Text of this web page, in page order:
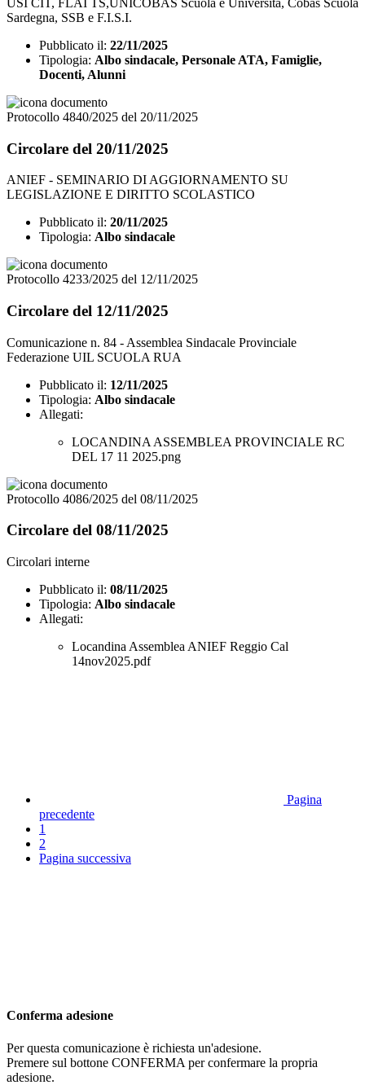
Sardegna, SSB e F.I.S.I.
Pubblicato il: 22/11/2025
Tipologia: Albo sindacale, Personale ATA, Famiglie,
Docenti, Alunni
Protocollo 4840/2025 del 20/11/2025
Circolare del 20/11/2025
ANIEF - SEMINARIO DI AGGIORNAMENTO SU
LEGISLAZIONE E DIRITTO SCOLASTICO
Pubblicato il: 20/11/2025
Tipologia: Albo sindacale
Protocollo 4233/2025 del 12/11/2025
Circolare del 12/11/2025
Comunicazione n. 84 - Assemblea Sindacale Provinciale
Federazione UIL SCUOLA RUA
Pubblicato il: 12/11/2025
Tipologia: Albo sindacale
Allegati:
LOCANDINA ASSEMBLEA PROVINCIALE RC
DEL 17 11 2025.png
Protocollo 4086/2025 del 08/11/2025
Circolare del 08/11/2025
Circolari interne
Pubblicato il: 08/11/2025
Tipologia: Albo sindacale
Allegati:
Locandina Assemblea ANIEF Reggio Cal
14nov2025.pdf
Pagina
precedente
1
2
Pagina successiva
Conferma adesione
Per questa comunicazione è richiesta un'adesione.
Premere sul bottone CONFERMA per confermare la propria
adesione.